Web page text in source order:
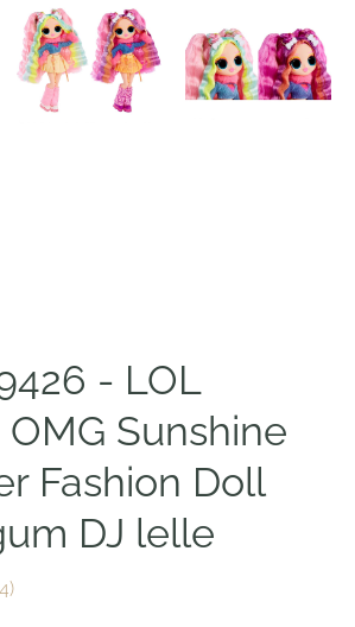
- LOL
Sunshine
Fashion Doll
DJ lelle